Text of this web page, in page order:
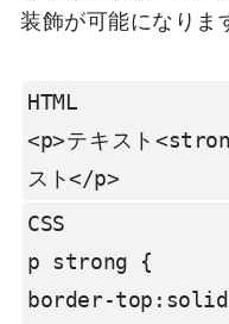
装飾が可能になりま
HTML
<p>テキスト
スト</p>
CSS
p strong {
border-top:solid